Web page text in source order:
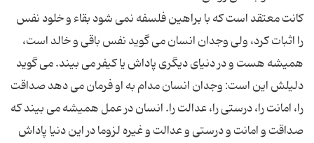
کانت معتقد است که با براهین فلسفه نمى شود بقاء و خلود نفس
را اثبات کرد، ولى وجدان انسان مى گوید نفس باقى و خالد است،
همیشه هست و در دنیاى دیگرى پاداش یا کیفر مى بیند. مى گوید
دلیلش این است: وجدان انسان مدام به او فرمان مى دهد صداقت
را، امانت را، درستى را، عدالت را. انسان در عمل همیشه مى بیند که
صداقت و امانت و درستى و عدالت و غیره لزوما در این دنیا پاداش